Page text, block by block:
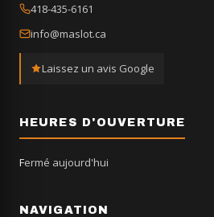
418-435-6161
info@maslot.ca
Laissez un avis Google
HEURES D'OUVERTURE
Fermé aujourd'hui
NAVIGATION